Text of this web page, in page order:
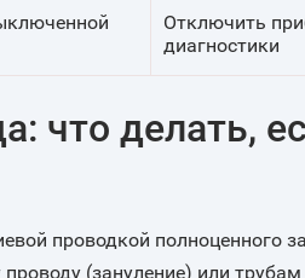
Отключить
диагностики
что делать,
проводкой полноценного
(зануление) или трубам